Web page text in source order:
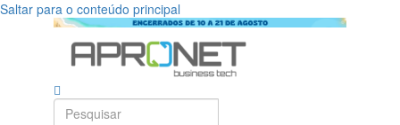
Saltar para o conteúdo principal